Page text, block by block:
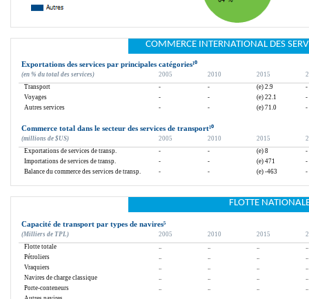
COMMERCE INTERNATIONAL DES
Exportations des services par principales catégories¹⁰
(en % du total des services) 2005 2010 2015
Transport
- - (e) 2.9
-
Voyages
- - (e) 22.1
-
Autres services
- - (e) 71.0 -
Commerce total dans le secteur des services de transport¹⁰
(millions de $US) 2005 2010 2015
Exportations de services de transp.
- - (e) 8
-
Importations de services de transp.
- - (e) 471
-
Balance du commerce des services de transp.
- - (e) -463 -
FLOTTE
Capacité de transport par types de navires⁵
(Milliers de TPL) 2005 2010 2015
Flotte totale
Pétroliers
Vraquiers
Navires de charge classique
Porte-conteneurs